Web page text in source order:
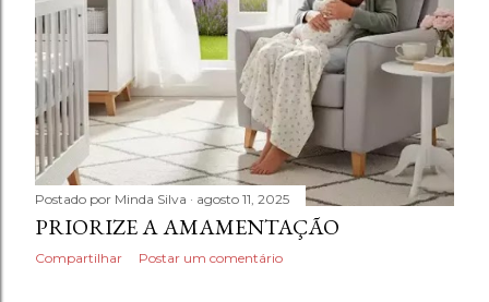
Postado por Minda Silva agosto 11, 2025
PRIORIZE A AMAMENTAÇÃO
Compartilhar Postar um comentário